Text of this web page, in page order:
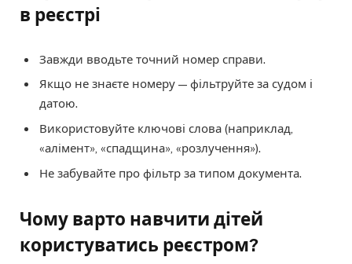
в реєстрі
Завжди вводьте точний номер справи.
Якщо не знаєте номеру — фільтруйте за судом і
датою.
Використовуйте ключові слова (наприклад,
«алімент», «спадщина», «розлучення»).
Не забувайте про фільтр за типом документа.
Чому варто навчити дітей
користуватись реєстром?